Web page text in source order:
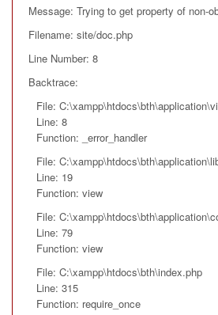
Message: Trying to get property of non-
Filename: site/doc.php
Line Number: 8
Backtrace:
File:
Line: 8
Function: _error_handler
File:
Line: 19
Function: view
File:
Line: 79
Function: view
File: C:\xampp\htdocs\bth\index.php
Line: 315
Function: require_once